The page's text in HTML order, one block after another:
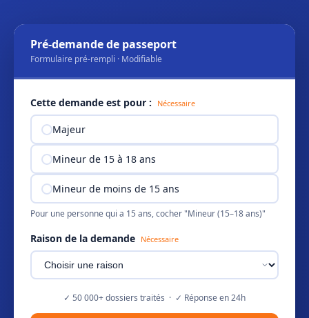
Pré-demande de passeport
Formulaire pré-rempli · Modifiable
Cette demande est pour : Nécessaire
Majeur
Mineur de 15 à 18 ans
Mineur de moins de 15 ans
Pour une personne qui a 15 ans, cocher "Mineur (15–18 ans)"
Raison de la demande Nécessaire
✓ 50 000+ dossiers traités · ✓ Réponse en 24h